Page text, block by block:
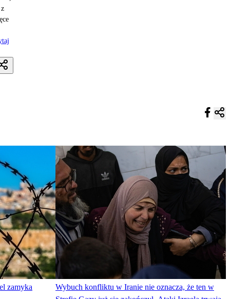
zamyka
Wybuch konfliktu w Iranie nie oznacza, że ten w